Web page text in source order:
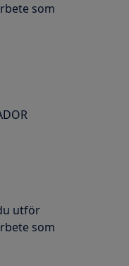
som
utför
som